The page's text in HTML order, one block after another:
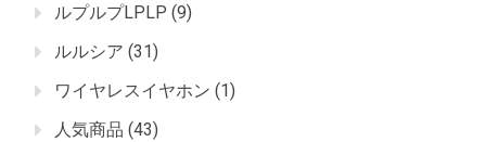
ルプルプLPLP (9)
ルルシア (31)
ワイヤレスイヤホン (1)
人気商品 (43)